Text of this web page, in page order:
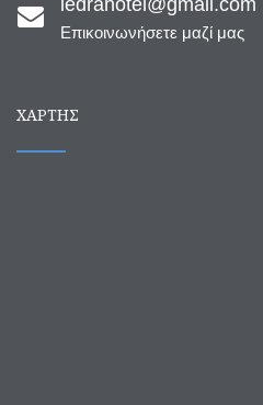
ledrahotel@gmail.com
Επικοινωνήσετε μαζί μας
ΧΆΡΤΗΣ